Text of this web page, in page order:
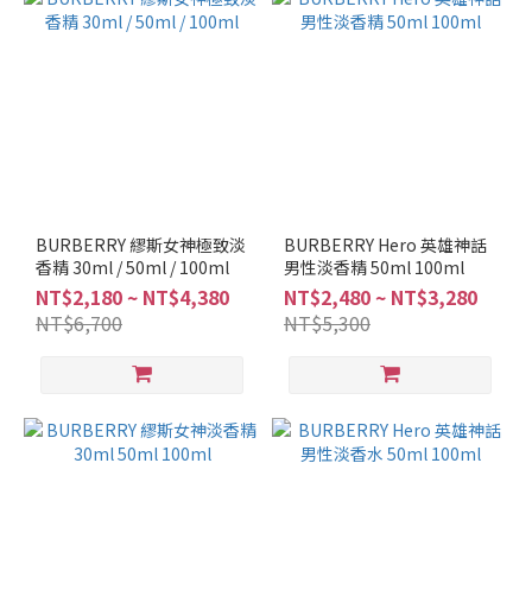
花
(10)
BURBERRY 繆斯女神極致淡
香精 30ml / 50ml / 100ml
NT$2,180 ~ NT$4,380
NT$6,700
BURBERRY Hero 英雄神話
男性淡香精 50ml 100ml
NT$2,480 ~ NT$3,280
NT$5,300